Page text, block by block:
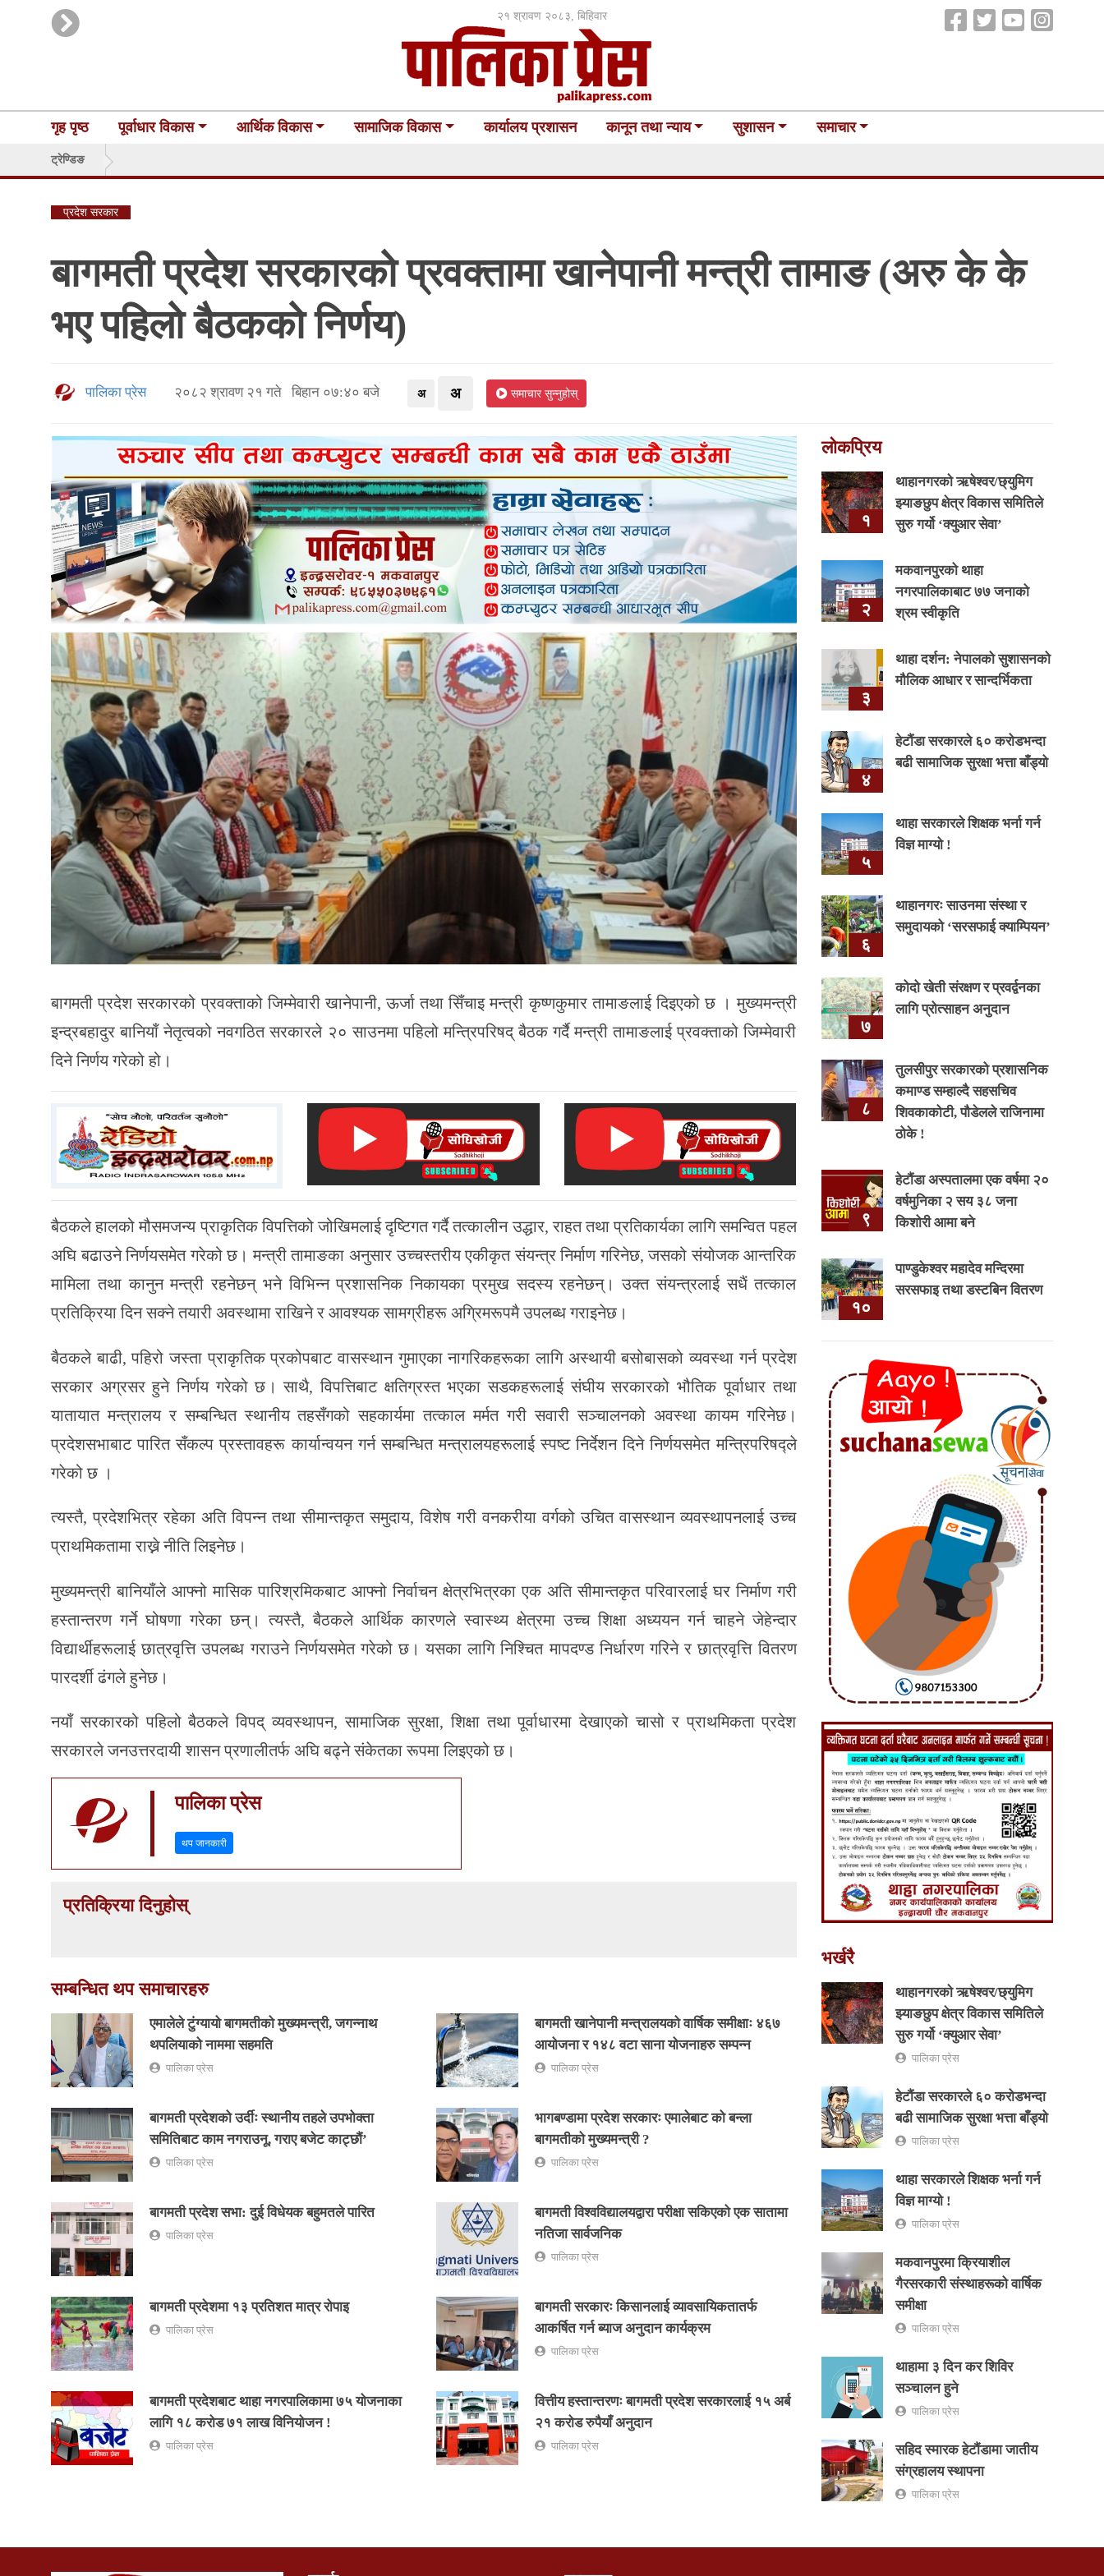
२१ श्रावण २०८३, बिहिवार
गृह पृष्ठ पूर्वाधार विकास आर्थिक विकास सामाजिक विकास कार्यालय प्रशासन कानून तथा न्याय सुशासन समाचार
ट्रेण्डिङ
प्रदेश सरकार
बागमती प्रदेश सरकारको प्रवक्तामा खानेपानी मन्त्री तामाङ (अरु के के
भए पहिलो बैठकको निर्णय)
पालिका प्रेस २०८२ श्रावण २१ गते बिहान ०७:४० बजे अ अ समाचार सुन्नुहोस्
बागमती प्रदेश सरकारको प्रवक्ताको जिम्मेवारी खानेपानी, ऊर्जा तथा सिँचाइ मन्त्री कृष्णकुमार तामाङलाई दिइएको छ । मुख्यमन्त्री
इन्द्रबहादुर बानियाँ नेतृत्वको नवगठित सरकारले २० साउनमा पहिलो मन्त्रिपरिषद् बैठक गर्दै मन्त्री तामाङलाई प्रवक्ताको जिम्मेवारी
दिने निर्णय गरेको हो।
बैठकले हालको मौसमजन्य प्राकृतिक विपत्तिको जोखिमलाई दृष्टिगत गर्दै तत्कालीन उद्धार, राहत तथा प्रतिकार्यका लागि समन्वित पहल
अघि बढाउने निर्णयसमेत गरेको छ। मन्त्री तामाङका अनुसार उच्चस्तरीय एकीकृत संयन्त्र निर्माण गरिनेछ, जसको संयोजक आन्तरिक
मामिला तथा कानुन मन्त्री रहनेछन् भने विभिन्न प्रशासनिक निकायका प्रमुख सदस्य रहनेछन्। उक्त संयन्त्रलाई सधैं तत्काल
प्रतिक्रिया दिन सक्ने तयारी अवस्थामा राखिने र आवश्यक सामग्रीहरू अग्रिमरूपमै उपलब्ध गराइनेछ।
बैठकले बाढी, पहिरो जस्ता प्राकृतिक प्रकोपबाट वासस्थान गुमाएका नागरिकहरूका लागि अस्थायी बसोबासको व्यवस्था गर्न प्रदेश
सरकार अग्रसर हुने निर्णय गरेको छ। साथै, विपत्तिबाट क्षतिग्रस्त भएका सडकहरूलाई संघीय सरकारको भौतिक पूर्वाधार तथा
यातायात मन्त्रालय र सम्बन्धित स्थानीय तहसँगको सहकार्यमा तत्काल मर्मत गरी सवारी सञ्चालनको अवस्था कायम गरिनेछ।
प्रदेशसभाबाट पारित सँकल्प प्रस्तावहरू कार्यान्वयन गर्न सम्बन्धित मन्त्रालयहरूलाई स्पष्ट निर्देशन दिने निर्णयसमेत मन्त्रिपरिषद्ले
गरेको छ ।
त्यस्तै, प्रदेशभित्र रहेका अति विपन्न तथा सीमान्तकृत समुदाय, विशेष गरी वनकरीया वर्गको उचित वासस्थान व्यवस्थापनलाई उच्च
प्राथमिकतामा राख्ने नीति लिइनेछ।
मुख्यमन्त्री बानियाँले आफ्नो मासिक पारिश्रमिकबाट आफ्नो निर्वाचन क्षेत्रभित्रका एक अति सीमान्तकृत परिवारलाई घर निर्माण गरी
हस्तान्तरण गर्ने घोषणा गरेका छन्। त्यस्तै, बैठकले आर्थिक कारणले स्वास्थ्य क्षेत्रमा उच्च शिक्षा अध्ययन गर्न चाहने जेहेन्दार
विद्यार्थीहरूलाई छात्रवृत्ति उपलब्ध गराउने निर्णयसमेत गरेको छ। यसका लागि निश्चित मापदण्ड निर्धारण गरिने र छात्रवृत्ति वितरण
पारदर्शी ढंगले हुनेछ।
नयाँ सरकारको पहिलो बैठकले विपद् व्यवस्थापन, सामाजिक सुरक्षा, शिक्षा तथा पूर्वाधारमा देखाएको चासो र प्राथमिकता प्रदेश
सरकारले जनउत्तरदायी शासन प्रणालीतर्फ अघि बढ्ने संकेतका रूपमा लिइएको छ।
पालिका प्रेस
थप जानकारी
प्रतिक्रिया दिनुहोस्
सम्बन्धित थप समाचारहरु
एमालेले टुंग्यायो बागमतीको मुख्यमन्त्री, जगन्नाथ
थपलियाको नाममा सहमति
पालिका प्रेस
बागमती खानेपानी मन्त्रालयको वार्षिक समीक्षाः ४६७
आयोजना र १४८ वटा साना योजनाहरु सम्पन्न
पालिका प्रेस
बागमती प्रदेशको उर्दीः स्थानीय तहले उपभोक्ता
समितिबाट काम नगराउनू, गराए बजेट काट्छौं’
पालिका प्रेस
भागबण्डामा प्रदेश सरकारः एमालेबाट को बन्ला
बागमतीको मुख्यमन्त्री ?
पालिका प्रेस
बागमती प्रदेश सभा: दुई विधेयक बहुमतले पारित
पालिका प्रेस
बागमती विश्वविद्यालयद्वारा परीक्षा सकिएको एक सातामा
नतिजा सार्वजनिक
पालिका प्रेस
बागमती प्रदेशमा १३ प्रतिशत मात्र रोपाइ
पालिका प्रेस
बागमती सरकारः किसानलाई व्यावसायिकतातर्फ
आकर्षित गर्न ब्याज अनुदान कार्यक्रम
पालिका प्रेस
बागमती प्रदेशबाट थाहा नगरपालिकामा ७५ योजनाका
लागि १८ करोड ७१ लाख विनियोजन !
पालिका प्रेस
वित्तीय हस्तान्तरणः बागमती प्रदेश सरकारलाई १५ अर्ब
२१ करोड रुपैयाँ अनुदान
पालिका प्रेस
लोकप्रिय
१
थाहानगरकाे ऋषेश्वर/छ्युमिग
झ्याङछुप क्षेत्र विकास समितिले
सुरु गर्यो ‘क्युआर सेवा’
२
मकवानपुरको थाहा
नगरपालिकाबाट ७७ जनाको
श्रम स्वीकृति
३
थाहा दर्शन: नेपालको सुशासनको
मौलिक आधार र सान्दर्भिकता
४
हेटौंडा सरकारले ६० करोडभन्दा
बढी सामाजिक सुरक्षा भत्ता बाँड्यो
५
थाहा सरकारले शिक्षक भर्ना गर्न
विज्ञ माग्यो !
६
थाहानगरः साउनमा संस्था र
समुदायको ‘सरसफाई क्याम्पियन’
७
कोदो खेती संरक्षण र प्रवर्द्वनका
लागि प्रोत्साहन अनुदान
८
तुलसीपुर सरकारको प्रशासनिक
कमाण्ड सम्हाल्दै सहसचिव
शिवकाकोटी, पौडेलले राजिनामा
ठोके !
९
हेटौंडा अस्पतालमा एक वर्षमा २०
वर्षमुनिका २ सय ३८ जना
किशोरी आमा बने
१०
पाण्डुकेश्वर महादेव मन्दिरमा
सरसफाइ तथा डस्टबिन वितरण
भर्खरै
थाहानगरकाे ऋषेश्वर/छ्युमिग
झ्याङछुप क्षेत्र विकास समितिले
सुरु गर्यो ‘क्युआर सेवा’
पालिका प्रेस
हेटौंडा सरकारले ६० करोडभन्दा
बढी सामाजिक सुरक्षा भत्ता बाँड्यो
पालिका प्रेस
थाहा सरकारले शिक्षक भर्ना गर्न
विज्ञ माग्यो !
पालिका प्रेस
मकवानपुरमा क्रियाशील
गैरसरकारी संस्थाहरूको वार्षिक
समीक्षा
पालिका प्रेस
थाहामा ३ दिन कर शिविर
सञ्चालन हुने
पालिका प्रेस
सहिद स्मारक हेटौंडामा जातीय
संग्रहालय स्थापना
पालिका प्रेस